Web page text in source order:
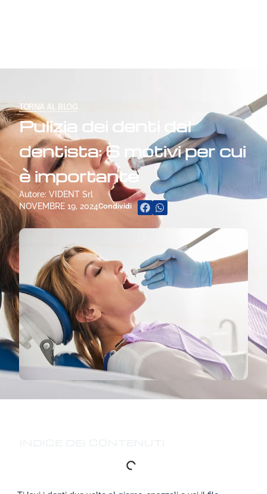
TORNA AL BLOG
Pulizia dei denti dal
dentista: 6 motivi per cui
è importante
Autore: VIDENT Srl
NOVEMBRE 19, 2024Condividi